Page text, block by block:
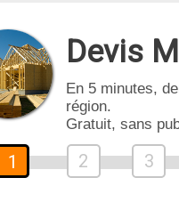
Devis
En 5 minutes,
région.
Gratuit, sans
1 2 3